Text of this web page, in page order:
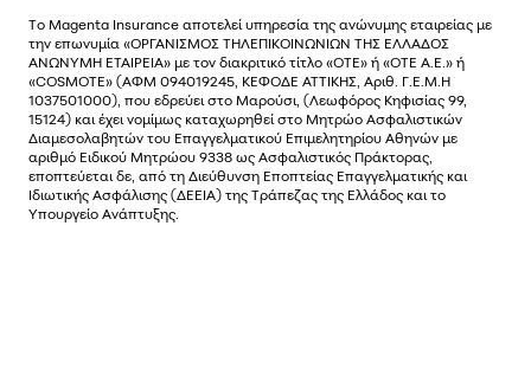
Το Magenta Insurance αποτελεί υπηρεσία της ανώνυµης εταιρείας µε
την επωνυµία «ΟΡΓΑΝΙΣΜΟΣ ΤΗΛΕΠΙΚΟΙΝΩΝΙΩΝ ΤΗΣ ΕΛΛΑΔΟΣ
ΑΝΩΝΥΜΗ ΕΤΑΙΡΕΙΑ» µε τον διακριτικό τίτλο «OTE» ή «ΟΤΕ Α.Ε.» ή
«COSMOTE» (ΑΦΜ 094019245, ΚΕΦΟΔΕ ΑΤΤΙΚΗΣ, Αριθ. Γ.Ε.Μ.Η
1037501000), που εδρεύει στο Μαρούσι, (Λεωφόρος Κηφισίας 99,
15124) και έχει νοµίµως καταχωρηθεί στο Μητρώο Ασφαλιστικών
Διαµεσολαβητών του Επαγγελµατικού Επιµελητηρίου Αθηνών µε
αριθµό Ειδικού Μητρώου 9338 ως Ασφαλιστικός Πράκτορας,
εποπτεύεται δε, από τη Διεύθυνση Εποπτείας Επαγγελματικής και
Ιδιωτικής Ασφάλισης (ΔΕΕΙΑ) της Τράπεζας της Ελλάδος και το
Υπουργείο Ανάπτυξης.